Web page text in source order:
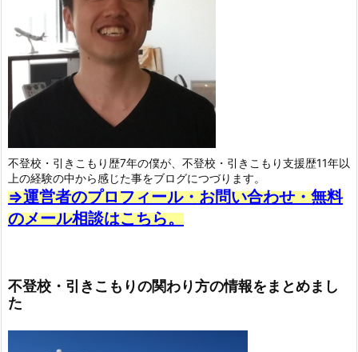
不登校・引きこもり歴7年の僕が、不登校・引きこもり支援歴11年以
上の経験の中から感じた事をブログにつづります。
⇒運営者のプロフィール・お問い合わせ・無料
のメール相談はこちら。
不登校・引きこもりの関わり方の情報をまとめまし
た